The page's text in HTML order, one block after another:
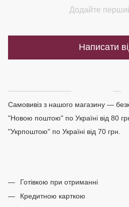
Додайте
Написати
Самовивіз з нашого магазину —
"Новою поштою" по Україні від 80
"Укрпоштою" по Україні від 70 грн.
Готівкою при отриманні
Кредитною карткою